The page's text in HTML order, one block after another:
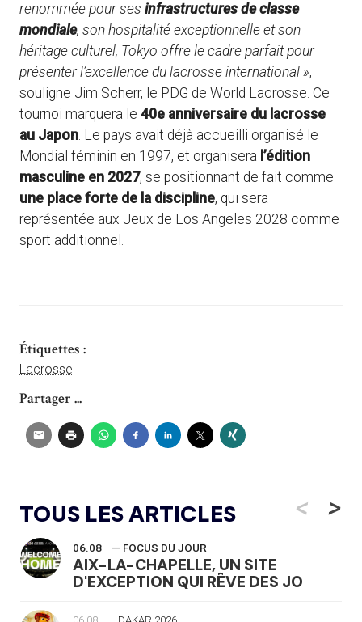
renommée pour ses infrastructures de classe
mondiale, son hospitalité exceptionnelle et son
héritage culturel, Tokyo offre le cadre parfait pour
présenter l’excellence du lacrosse international »,
souligne Jim Scherr, le PDG de World Lacrosse. Ce
tournoi marquera le 40e anniversaire du lacrosse
au Japon. Le pays avait déjà accueilli organisé le
Mondial féminin en 1997, et organisera l’édition
masculine en 2027, se positionnant de fait comme
une place forte de la discipline, qui sera
représentée aux Jeux de Los Angeles 2028 comme
sport additionnel.
Étiquettes :
Lacrosse
Partager ...
TOUS LES ARTICLES <
06.08 — FOCUS DU JOUR
AIX-LA-CHAPELLE, UN SITE
D'EXCEPTION QUI RÊVE DES JO
>